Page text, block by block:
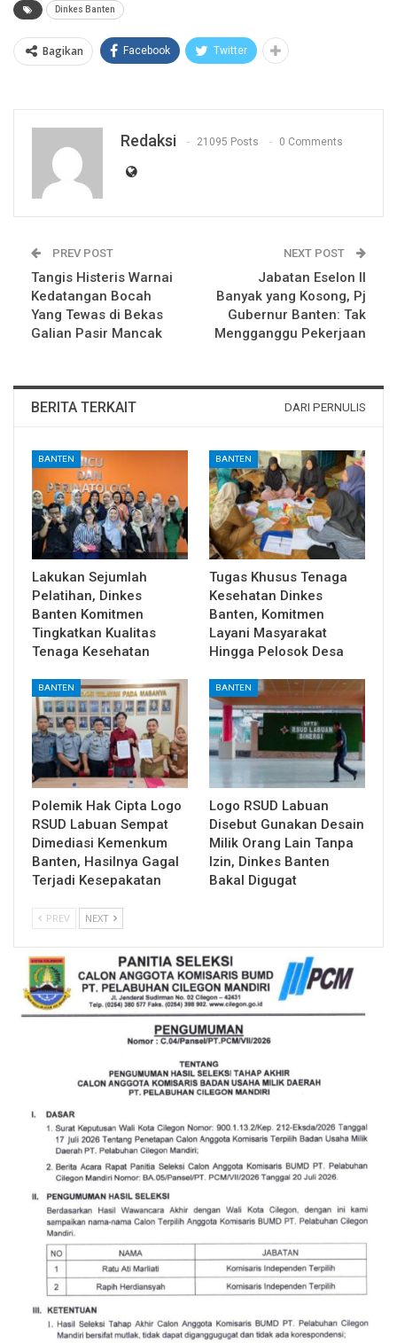
Dinkes Banten
Bagikan Facebook Twitter
Redaksi 21095 Posts 0 Comments
PREV POST
Tangis Histeris Warnai
Kedatangan Bocah
Yang Tewas di Bekas
Galian Pasir Mancak
NEXT POST
Jabatan Eselon II
Banyak yang Kosong, Pj
Gubernur Banten: Tak
Mengganggu Pekerjaan
BERITA TERKAIT DARI PERNULIS
BANTEN
Lakukan Sejumlah
Pelatihan, Dinkes
Banten Komitmen
Tingkatkan Kualitas
Tenaga Kesehatan
BANTEN
Tugas Khusus Tenaga
Kesehatan Dinkes
Banten, Komitmen
Layani Masyarakat
Hingga Pelosok Desa
BANTEN
Polemik Hak Cipta Logo
RSUD Labuan Sempat
Dimediasi Kemenkum
Banten, Hasilnya Gagal
Terjadi Kesepakatan
BANTEN
Logo RSUD Labuan
Disebut Gunakan Desain
Milik Orang Lain Tanpa
Izin, Dinkes Banten
Bakal Digugat
PREV NEXT